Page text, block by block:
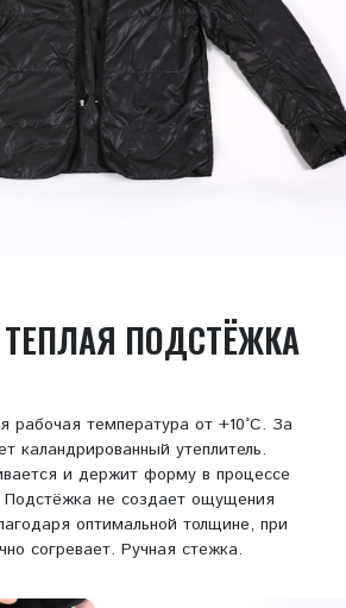
ПОДСТЁЖКА
рабочая температура от +10°С. За
каландрированный утеплитель.
и держит форму в процессе
Подстёжка не создает ощущения
оптимальной толщине, при
согревает. Ручная стежка.